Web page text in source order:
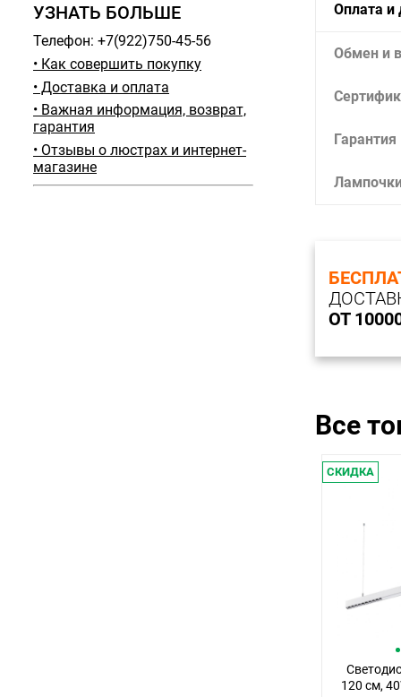
УЗНАТЬ БОЛЬШЕ
Телефон: +7(922)750-45-56
• Как совершить покупку
• Доставка и оплата
• Важная информация, возврат,
гарантия
• Отзывы о люстрах и интернет-
магазине
Оплата и
Обмен и
Гарантия
ОТ
Все
СКИДКА
120 см,